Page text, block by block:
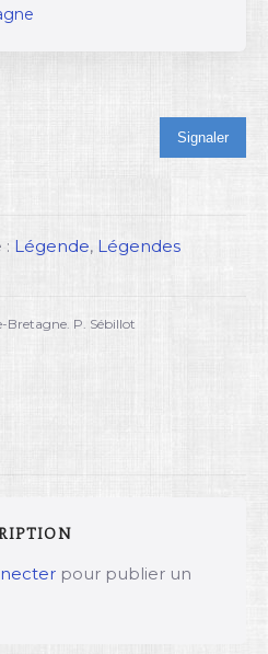
Signaler
: Légende, Légendes
Bretagne. P. Sébillot
pour publier un